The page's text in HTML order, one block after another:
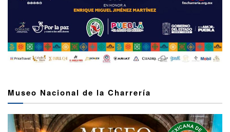
Museo Nacional de la Charrería